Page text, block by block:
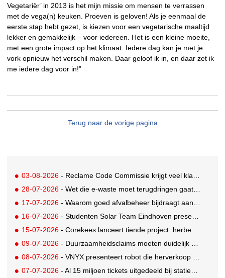
Vegetariër’ in 2013 is het mijn missie om mensen te verrassen
met de vega(n) keuken. Proeven is geloven! Als je eenmaal de
eerste stap hebt gezet, is kiezen voor een vegetarische maaltijd
lekker en gemakkelijk – voor iedereen. Het is een kleine moeite,
met een grote impact op het klimaat. Iedere dag kan je met je
vork opnieuw het verschil maken. Daar geloof ik in, en daar zet ik
me iedere dag voor in!”
Terug naar de vorige pagina
03-08-2026 - Reclame Code Commissie krijgt veel klachten over duurzaamheidsclaims
28-07-2026 - Wet die e-waste moet terugdringen gaat in, maar veel Nederlanders hebben er nog nooit van gehoord
17-07-2026 - Waarom goed afvalbeheer bijdraagt aan een professionelere bedrijfsvoering
16-07-2026 - Studenten Solar Team Eindhoven presenteren 's werelds eerste zonne-ambulance
15-07-2026 - Corekees lanceert tiende project: herbebossing met koffie
09-07-2026 - Duurzaamheidsclaims moeten duidelijk en controleerbaar zijn vanaf 27 september
08-07-2026 - VNYX presenteert robot die herverkoop van kleding vergemakkelijkt
07-07-2026 - Al 15 miljoen tickets uitgedeeld bij statiegeldwinactie met Tikkie